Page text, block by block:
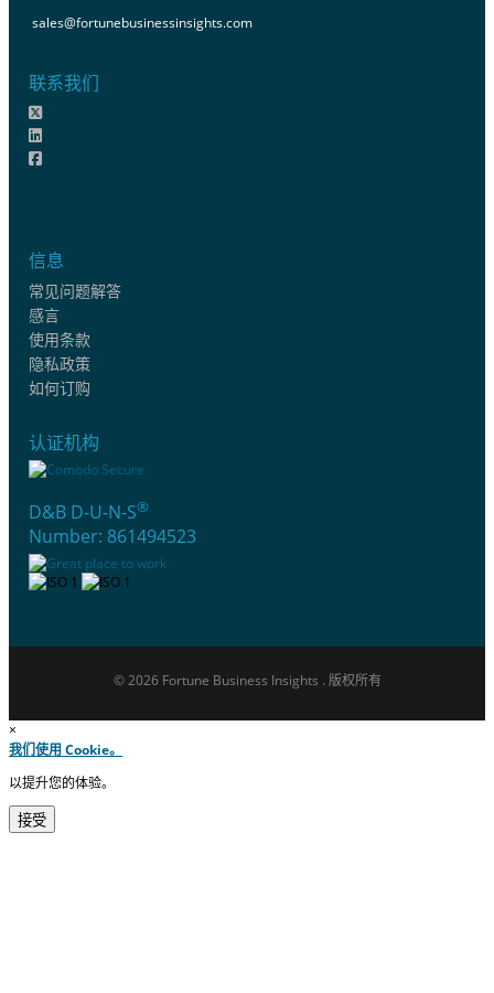
sales@fortunebusinessinsights.com
联系我们
信息
常见问题解答
感言
使用条款
隐私政策
如何订购
认证机构
D&B D-U-N-S®
Number: 861494523
© 2026 Fortune Business Insights . 版权所有
×
我们使用 Cookie。
以提升您的体验。
接受